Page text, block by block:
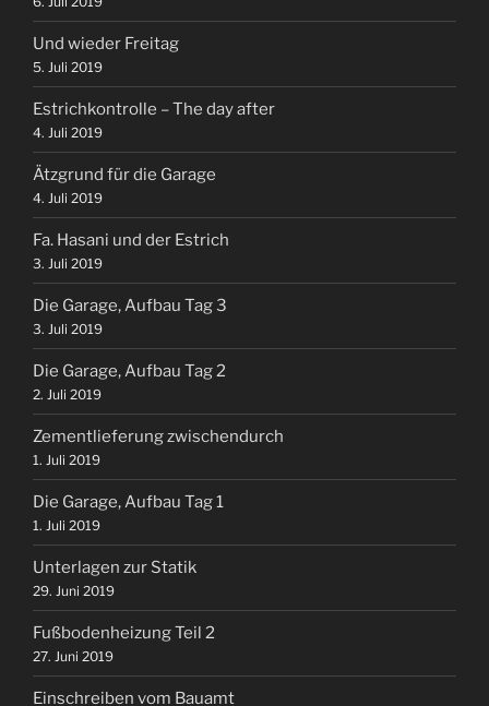
Und wieder Freitag
5. Juli 2019
Estrichkontrolle – The day after
4. Juli 2019
Ätzgrund für die Garage
4. Juli 2019
Fa. Hasani und der Estrich
3. Juli 2019
Die Garage, Aufbau Tag 3
3. Juli 2019
Die Garage, Aufbau Tag 2
2. Juli 2019
Zementlieferung zwischendurch
1. Juli 2019
Die Garage, Aufbau Tag 1
1. Juli 2019
Unterlagen zur Statik
29. Juni 2019
Fußbodenheizung Teil 2
27. Juni 2019
Einschreiben vom Bauamt